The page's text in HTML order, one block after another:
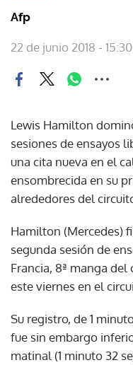
Afp
22 de junio 2018 - 15:30
Lewis Hamilton
sesiones de ensayos
una cita nueva en el
ensombrecida en su
alrededores del
Hamilton (Mercedes)
segunda sesión de
Francia, 8ª manga
este viernes en el
Su registro, de 1
fue sin embargo
matinal (1 minuto 32